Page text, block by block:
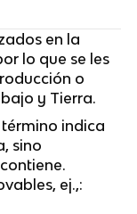
en la
lo que se les
o
y Tierra.
término indica
sino
ej.,: